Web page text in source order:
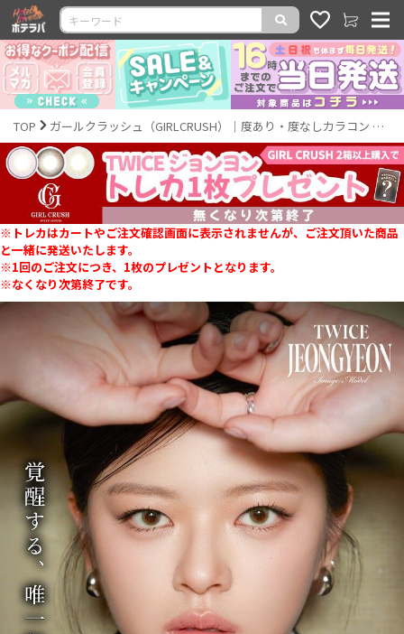
TOP ガールクラッシュ（GIRLCRUSH）｜度あり・度なしカラコン 1ヶ月｜14.2mm｜JEONGYEON｜激安カラコン通販ホテラバ
※トレカはカートやご注文確認画面に表示されませんが、ご注文頂いた商品
と一緒に発送いたします。
※1回のご注文につき、1枚のプレゼントとなります。
※なくなり次第終了です。